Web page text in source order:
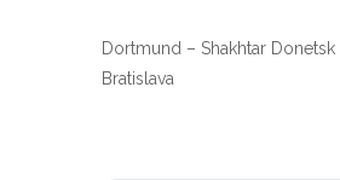
Dortmund – Shakhtar
Bratislava